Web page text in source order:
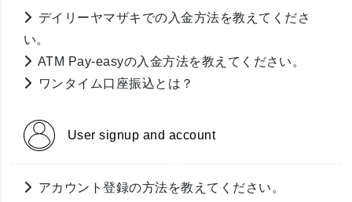
デイリーヤマザキでの入金方法を教えてくださ
い。
ATM Pay-easyの入金方法を教えてください。
ワンタイム口座振込とは？
User signup and account
アカウント登録の方法を教えてください。